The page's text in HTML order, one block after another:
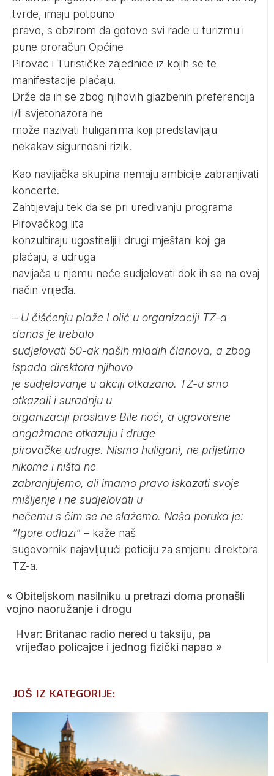
tvrde, imaju potpuno
pravo, s obzirom da gotovo svi rade u turizmu i
pune proračun Općine
Pirovac i Turističke zajednice iz kojih se te
manifestacije plaćaju.
Drže da ih se zbog njihovih glazbenih preferencija
i/li svjetonazora ne
može nazivati huliganima koji predstavljaju
nekakav sigurnosni rizik.
Kao navijačka skupina nemaju ambicije zabranjivati
koncerte.
Zahtijevaju tek da se pri uređivanju programa
Pirovačkog lita
konzultiraju ugostitelji i drugi mještani koji ga
plaćaju, a udruga
navijača u njemu neće sudjelovati dok ih se na ovaj
način vrijeđa.
– U čišćenju plaže Lolić u organizaciji TZ-a
danas je trebalo
sudjelovati 50-ak naših mladih članova, a zbog
ispada direktora njihovo
je sudjelovanje u akciji otkazano. TZ-u smo
otkazali i suradnju u
organizaciji proslave Bile noći, a ugovorene
angažmane otkazuju i druge
pirovačke udruge. Nismo huligani, ne prijetimo
nikome i ništa ne
zabranjujemo, ali imamo pravo iskazati svoje
mišljenje i ne sudjelovati u
nečemu s čim se ne slažemo. Naša poruka je:
“Igore odlazi” – kaže naš
sugovornik najavljujući peticiju za smjenu direktora
TZ-a.
« Obiteljskom nasilniku u pretrazi doma pronašli
vojno naoružanje i drogu
Hvar: Britanac radio nered u taksiju, pa
vrijeđao policajce i jednog fizički napao »
JOŠ IZ KATEGORIJE: